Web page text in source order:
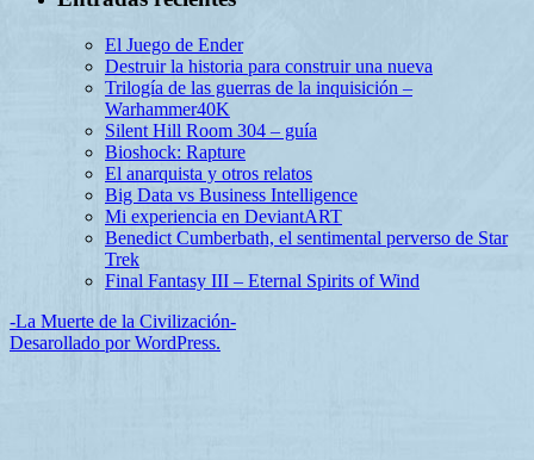
El Juego de Ender
Destruir la historia para construir una nueva
Trilogía de las guerras de la inquisición –
Warhammer40K
Silent Hill Room 304 – guía
Bioshock: Rapture
El anarquista y otros relatos
Big Data vs Business Intelligence
Mi experiencia en DeviantART
Benedict Cumberbath, el sentimental perverso de Star
Trek
Final Fantasy III – Eternal Spirits of Wind
-La Muerte de la Civilización-
Desarollado por WordPress.